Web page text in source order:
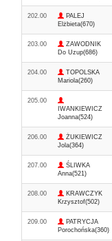
202.00
PALEJ
Elżbieta(670)
203.00
ZAWODNIK
Do Uzup(686)
204.00
TOPOLSKA
Mariola(260)
205.00
IWANKIEWICZ
Joanna(524)
206.00
ŻUKIEWICZ
Jola(364)
207.00
ŚLIWKA
Anna(521)
208.00
KRAWCZYK
Krzysztof(502)
209.00
PATRYCJA
Porochońska(360)